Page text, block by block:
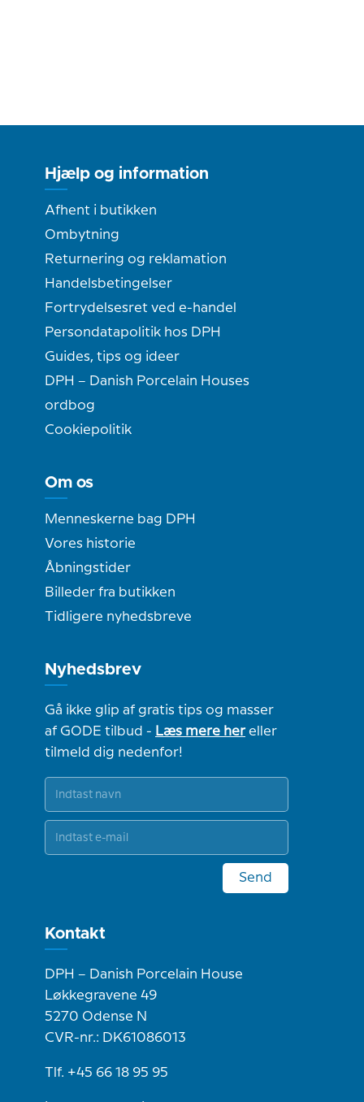
Hjælp og information
Afhent i butikken
Ombytning
Returnering og reklamation
Handelsbetingelser
Fortrydelsesret ved e-handel
Persondatapolitik hos DPH
Guides, tips og ideer
DPH – Danish Porcelain Houses
ordbog
Cookiepolitik
Om os
Menneskerne bag DPH
Vores historie
Åbningstider
Billeder fra butikken
Tidligere nyhedsbreve
Nyhedsbrev
Gå ikke glip af gratis tips og masser
af GODE tilbud - Læs mere hereller
tilmeld dig nedenfor!
Send
Kontakt
DPH – Danish Porcelain House
Løkkegravene 49
5270 Odense N
CVR-nr.: DK61086013
Tlf. +45 66 18 95 95